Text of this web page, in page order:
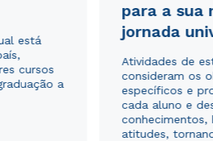
está
cursos
a
para a sua
jornada
Atividades de
consideram os
específicos e
cada aluno e
conhecimentos,
atitudes,